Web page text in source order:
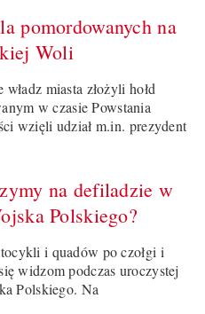
pomordowanych na
Woli
miasta złożyli hołd
w czasie Powstania
wzięli udział m.in. prezydent
na defiladzie w
Polskiego?
i quadów po czołgi i
widzom podczas uroczystej
Polskiego. Na